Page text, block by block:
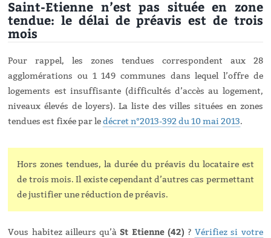
Saint-Etienne n’est pas située en zone
tendue: le délai de préavis est de trois
mois
Pour rappel, les zones tendues correspondent aux 28
agglomérations ou 1 149 communes dans lequel l’offre de
logements est insuffisante (difficultés d’accès au logement,
niveaux élevés de loyers). La liste des villes situées en zones
tendues est fixée par ledécret n°2013-392 du 10 mai 2013.
Hors zones tendues, la durée du préavis du locataire est
de trois mois. Il existe cependant d’autres cas permettant
de justifier une réduction de préavis.
Vous habitez ailleurs qu’àSt Etienne (42) ?Vérifiez si votre